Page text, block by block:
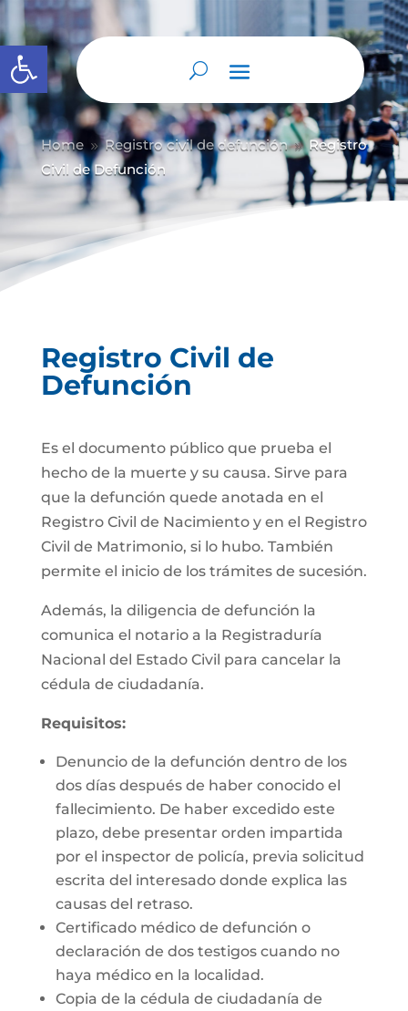
Abrir barra de herramientas
Home 9 Registro civil de defunción 9 Registro
Civil de Defunción
Registro Civil de
Defunción
Es el documento público que prueba el
hecho de la muerte y su causa. Sirve para
que la defunción quede anotada en el
Registro Civil de Nacimiento y en el Registro
Civil de Matrimonio, si lo hubo. También
permite el inicio de los trámites de sucesión.
Además, la diligencia de defunción la
comunica el notario a la Registraduría
Nacional del Estado Civil para cancelar la
cédula de ciudadanía.
Requisitos:
Denuncio de la defunción dentro de los
dos días después de haber conocido el
fallecimiento. De haber excedido este
plazo, debe presentar orden impartida
por el inspector de policía, previa solicitud
escrita del interesado donde explica las
causas del retraso.
Certificado médico de defunción o
declaración de dos testigos cuando no
haya médico en la localidad.
Copia de la cédula de ciudadanía de